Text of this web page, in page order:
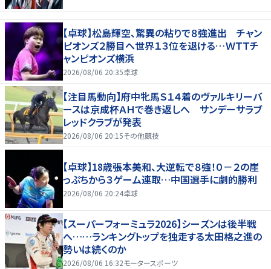
【卓球】松島輝空、驚異の粘りで８強進出 チャン
ピオンズ２勝目へ世界１３位を退ける…ＷＴＴチ
ャンピオンズ横浜
2026/08/06 20:35卓球
【注目馬動向】府中牝馬Ｓ１４着のヴァルキリーバ
ースは京成杯ＡＨで巻き返しへ サンデーサラブ
レッドクラブが発表
2026/08/06 20:15その他競技
【卓球】18歳張本美和、大逆転で８強！０－２の崖
っぷちから３ゲーム連取…中国選手に劇的勝利
2026/08/06 20:24卓球
【スーパーフォーミュラ2026】シーズンは後半戦
へ……ランキングトップを独走する太田格之進の
勢いは続くのか
2026/08/06 16:32モータースポーツ